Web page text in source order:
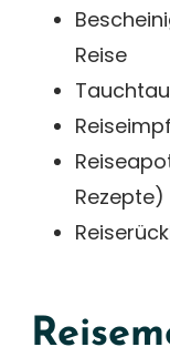
Reise
Rezepte)